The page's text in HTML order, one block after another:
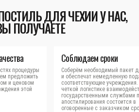
ДЛЯ ЧЕХИИ У НАС,
ПОЛУЧАЕТЕ
процедуры
предложить
и ценовом
этой
Соблюдаем сроки
Соберём необходимый пакет
и обеспечат немедленную
соответствующие
четкой логистике
государственными службами
апостилирования состоится в
оговоренные с заказчиком